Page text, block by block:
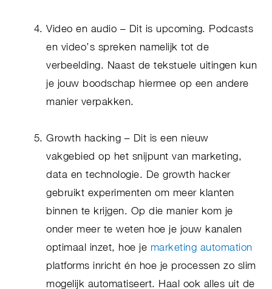
Video en audio – Dit is upcoming. Podcasts
en video’s spreken namelijk tot de
verbeelding. Naast de tekstuele uitingen kun
je jouw boodschap hiermee op een andere
manier verpakken.
Growth hacking – Dit is een nieuw
vakgebied op het snijpunt van marketing,
data en technologie. De growth hacker
gebruikt experimenten om meer klanten
binnen te krijgen. Op die manier kom je
onder meer te weten hoe je jouw kanalen
optimaal inzet, hoe je marketing automation
platforms inricht én hoe je processen zo slim
mogelijk automatiseert. Haal ook alles uit de